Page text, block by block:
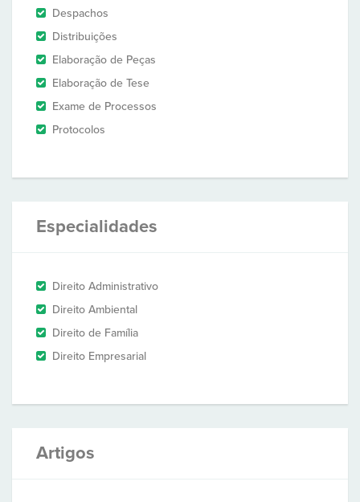
Despachos
Distribuições
Elaboração de Peças
Elaboração de Tese
Exame de Processos
Protocolos
Especialidades
Direito Administrativo
Direito Ambiental
Direito de Família
Direito Empresarial
Artigos